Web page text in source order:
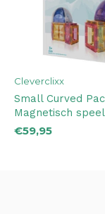
Cleverclixx
Small Curved
Magnetisch
€59,95